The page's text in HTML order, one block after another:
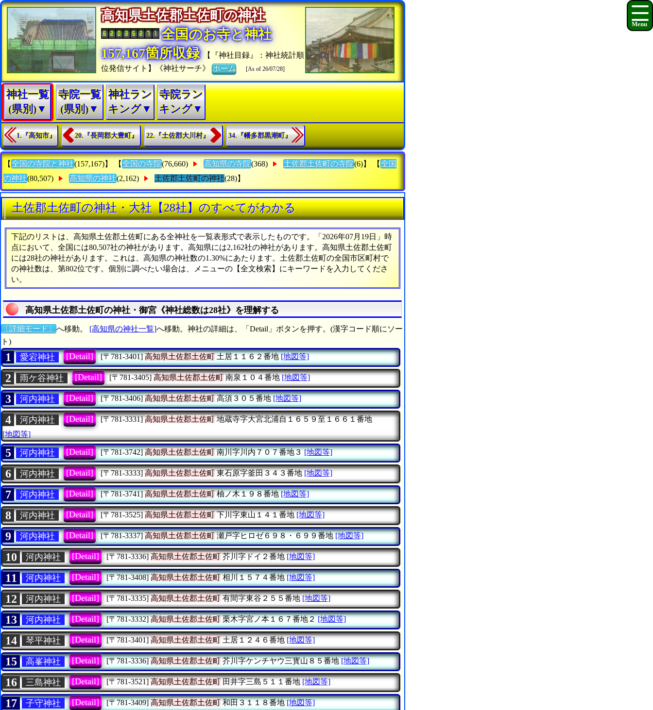
高知県土佐郡土佐町の神社
全国のお寺と神社
157,167箇所収録
【『神社目録』：神社統計順
位発信サイト】《神社サーチ》ホーム [As of 26/07/28]
神社一覧
(県別)▼
寺院一覧
(県別)▼
神社ラン
キング▼
寺院ラン
キング▼
1.『高知市』 20.『長岡郡大豊町』 22.『土佐郡大川村』 34.『幡多郡黒潮町』
【 全国の寺院と神社(157,167)】 【 全国の寺院(76,660) 高知県の寺院(368) 土佐郡土佐町の寺院(6)】 【 全国
の神社(80,507) 高知県の神社(2,162) 土佐郡土佐町の神社(28)】
土佐郡土佐町の神社・大社【28社】のすべてがわかる
下記のリストは、高知県土佐郡土佐町にある全神社を一覧表形式で表示したものです。「2026年07月19日」時
点において、全国には80,507社の神社があります。高知県には2,162社の神社があります。高知県土佐郡土佐町
には28社の神社があります。これは、高知県の神社数の1.30%にあたります。土佐郡土佐町の全国市区町村で
の神社数は、第802位です。個別に調べたい場合は、メニューの【全文検索】にキーワードを入力してくださ
い。
高知県土佐郡土佐町の神社・御宮《神社総数は28社》を理解する
〔詳細モード〕 へ移動。 [高知県の神社一覧]へ移動。神社の詳細は、「Detail」ボタンを押す。(漢字コード順にソー
ト)
1 愛宕神社 [Detail] [〒781-3401] 高知県土佐郡土佐町土居１１６２番地 [地図等]
2 雨ケ谷神社 [Detail] [〒781-3405] 高知県土佐郡土佐町南泉１０４番地 [地図等]
3 河内神社 [Detail] [〒781-3406] 高知県土佐郡土佐町高須３０５番地 [地図等]
4 河内神社 [Detail] [〒781-3331] 高知県土佐郡土佐町地蔵寺字大宮北浦自１６５９至１６６１番地
[地図等]
5 河内神社 [Detail] [〒781-3742] 高知県土佐郡土佐町南川字川内７０７番地３ [地図等]
6 河内神社 [Detail] [〒781-3333] 高知県土佐郡土佐町東石原字釜田３４３番地 [地図等]
7 河内神社 [Detail] [〒781-3741] 高知県土佐郡土佐町柚ノ木１９８番地 [地図等]
8 河内神社 [Detail] [〒781-3525] 高知県土佐郡土佐町下川字東山１４１番地 [地図等]
9 河内神社 [Detail] [〒781-3337] 高知県土佐郡土佐町瀬戸字ヒロゼ６９８・６９９番地 [地図等]
10 河内神社 [Detail] [〒781-3336] 高知県土佐郡土佐町芥川字ドイ２番地 [地図等]
11 河内神社 [Detail] [〒781-3408] 高知県土佐郡土佐町相川１５７４番地 [地図等]
12 河内神社 [Detail] [〒781-3335] 高知県土佐郡土佐町有間字東谷２５５番地 [地図等]
13 河内神社 [Detail] [〒781-3332] 高知県土佐郡土佐町栗木字宮ノ本１６７番地２ [地図等]
14 琴平神社 [Detail] [〒781-3401] 高知県土佐郡土佐町土居１２４６番地 [地図等]
15 高峯神社 [Detail] [〒781-3336] 高知県土佐郡土佐町芥川字ケンチヤウ三寳山８５番地 [地図等]
16 三島神社 [Detail] [〒781-3521] 高知県土佐郡土佐町田井字三島５１１番地 [地図等]
17 子守神社 [Detail] [〒781-3409] 高知県土佐郡土佐町和田３１１８番地 [地図等]